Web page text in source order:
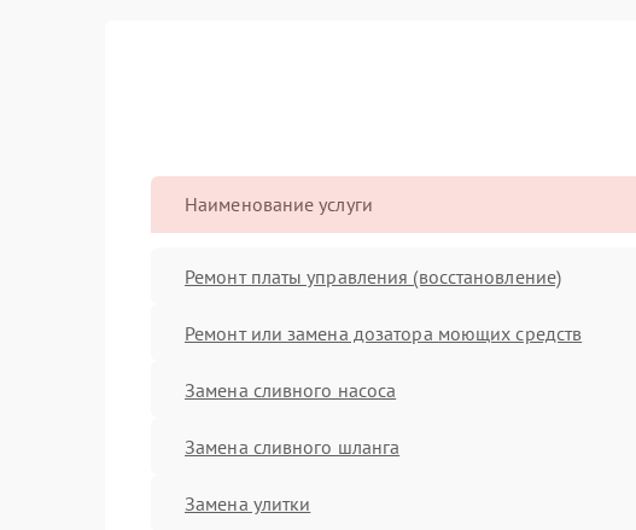
Наименование услуги
Ремонт платы управления (восстановление)
Ремонт или замена дозатора моющих средств
Замена сливного насоса
Замена сливного шланга
Замена улитки